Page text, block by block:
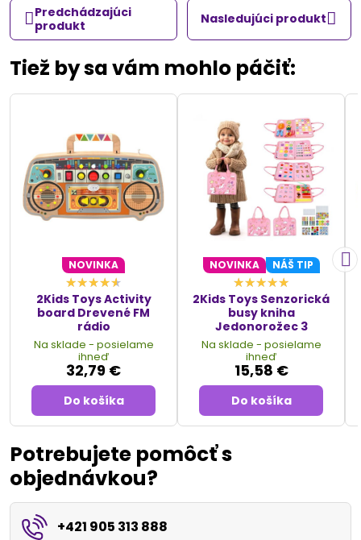
Predchádzajúci
produkt
Nasledujúci produkt
Tiež by sa vám mohlo páčiť:
NOVINKA
2Kids Toys Activity
board Drevené FM
rádio
Na sklade - posielame
ihneď
32,79 €
Do košíka
NOVINKA NÁŠ TIP
2Kids Toys Senzorická
busy kniha
Jedonorožec 3
Na sklade - posielame
ihneď
15,58 €
Do košíka
Potrebujete pomôcť s
objednávkou?
+421 905 313 888